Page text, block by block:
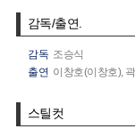
감독/출연.
감독 조승식
출연 이창호(이창호),
스틸컷